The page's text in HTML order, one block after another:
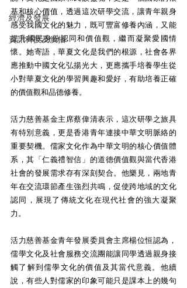
經濟及發展
資訊科技及廣播
基和核心價值，透過這次研學交流，讓青年親身
感受我國文化的魅力，既可豐富修養內涵，又能
提升國民身份認同和價值觀，繼而凝聚愛國情
懷。她寄語，華夏文化是我們的根源，社會各界
應推動中國文化弘揚光大，更應攜手培養學生從
小對華夏文化的學習興趣和愛好，有助培養正確
的價值觀和品德修養。
活力慈善基金主席蔡偉清表示，這次研學之旅具
有特別意義，更是香港青年連接中華文明脈絡的
重要契機。儒家文化作為中華文明的核心價值體
系，其「仁義禮智信」的道德價值觀與當代香港
社會的發展需求存有深刻契合。他樂見，兩地青
年在交流環節產生強烈共鳴，促使跨地域的文化
認同，展現了傳統文化在現代社會的強大凝聚
力。
活力慈善基金青年發展委員會主席楊位恒認為，
儒學文化及社會服務交流團能讓同學透過親身接
觸了解到儒學文化的價值及其當代意義。他續
說，有些人對儒家的印象可能只是課本上的幾句